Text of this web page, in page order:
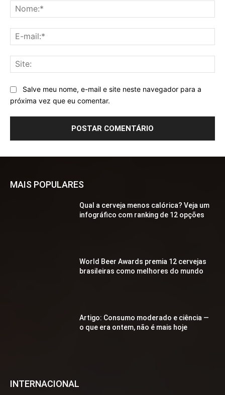
Salve meu nome, e-mail e site neste navegador para a
próxima vez que eu comentar.
MAIS POPULARES
Qual a cerveja menos calórica? Veja um
infográfico com ranking de 12 opções
World Beer Awards premia 12 cervejas
brasileiras como melhores do mundo
Artigo: Consumo moderado e ciência —
o que era ontem, não é mais hoje
INTERNACIONAL